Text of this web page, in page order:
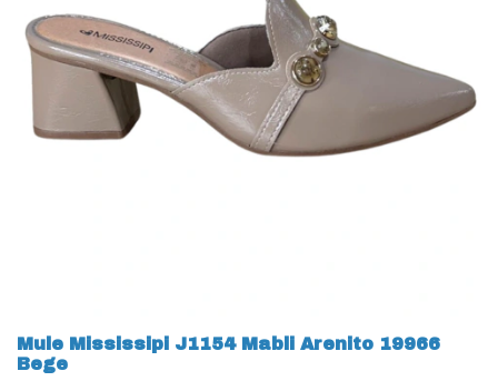
Mule Mississipi J1154 Mabli Arenito 19966
Bege